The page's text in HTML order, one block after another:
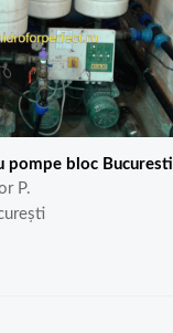
pompe bloc Bucuresti
P.